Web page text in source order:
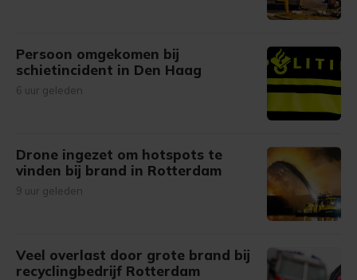
Persoon omgekomen bij
schietincident in Den Haag
6 uur geleden
Drone ingezet om hotspots te
vinden bij brand in Rotterdam
9 uur geleden
Veel overlast door grote brand bij
recyclingbedrijf Rotterdam